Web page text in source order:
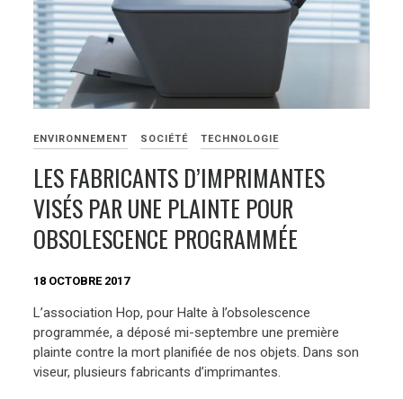
ENVIRONNEMENT SOCIÉTÉ TECHNOLOGIE
LES FABRICANTS D’IMPRIMANTES
VISÉS PAR UNE PLAINTE POUR
OBSOLESCENCE PROGRAMMÉE
18 OCTOBRE 2017
L’association Hop, pour Halte à l’obsolescence
programmée, a déposé mi-septembre une première
plainte contre la mort planifiée de nos objets. Dans son
viseur, plusieurs fabricants d’imprimantes.